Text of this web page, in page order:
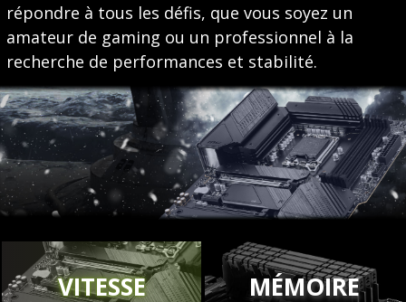
répondre à tous les défis, que vous soyez un
amateur de gaming ou un professionnel à la
recherche de performances et stabilité.
VITESSE MÉMOIRE